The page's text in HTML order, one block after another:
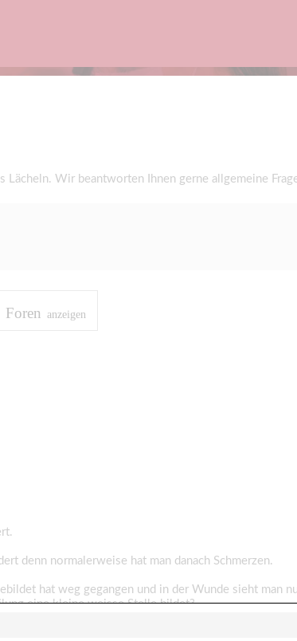
Wir beantworten Ihnen gerne allgemeine
Foren anzeigen
denn normalerweise hat man danach Schmerzen.
hat weg gegangen und in der Wunde sieht man
eine kleine weisse Stelle bildet?
es aussieht wie ein Stück Zahnwurzel aber das geht